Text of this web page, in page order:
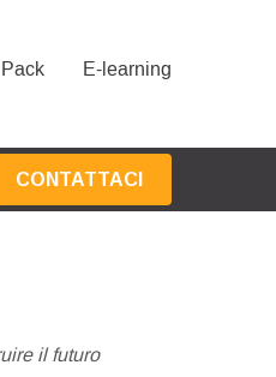
E-learning
CONTATTACI
il futuro